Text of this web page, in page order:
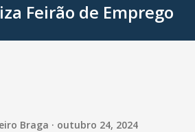
Feirão de Emprego
Braga outubro 24, 2024